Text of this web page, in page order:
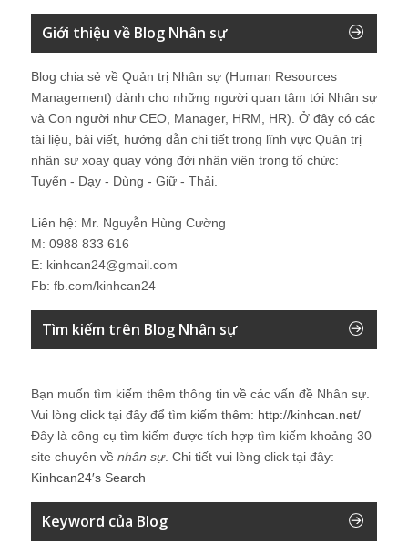
Giới thiệu về Blog Nhân sự
Blog chia sẻ về Quản trị Nhân sự (Human Resources
Management) dành cho những người quan tâm tới Nhân sự
và Con người như CEO, Manager, HRM, HR). Ở đây có các
tài liệu, bài viết, hướng dẫn chi tiết trong lĩnh vực Quản trị
nhân sự xoay quay vòng đời nhân viên trong tổ chức:
Tuyển - Dạy - Dùng - Giữ - Thải.
Liên hệ: Mr. Nguyễn Hùng Cường
M: 0988 833 616
E: kinhcan24@gmail.com
Fb: fb.com/kinhcan24
Tìm kiếm trên Blog Nhân sự
Bạn muốn tìm kiếm thêm thông tin về các vấn đề Nhân sự
Vui lòng click tại đây để tìm kiếm thêm: http://kinhcan.net/
Đây là công cụ tìm kiếm được tích hợp tìm kiếm khoảng 30
site chuyên về nhân sự. Chi tiết vui lòng click tại đây:
Kinhcan24′s Search
Keyword của Blog